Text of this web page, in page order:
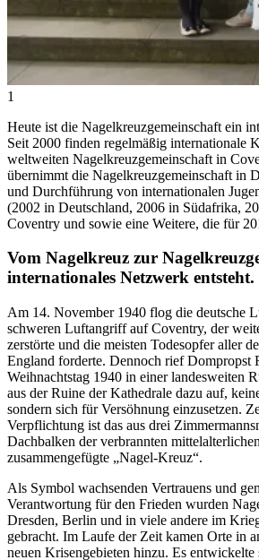
1
Heute ist die Nagelkreuzgemeinschaft ein
Seit 2000 finden regelmäßig internationale
weltweiten Nagelkreuzgemeinschaft in
übernimmt die Nagelkreuzgemeinschaft in
und Durchführung von internationalen
(2002 in Deutschland, 2006 in Südafrika,
Coventry und sowie eine Weitere, die für
Vom Nagelkreuz zur
internationales Netzwerk entsteht.
Am 14. November 1940 flog die deutsche
schweren Luftangriff auf Coventry, der
zerstörte und die meisten Todesopfer aller
England forderte. Dennoch rief Dompropst
Weihnachtstag 1940 in einer landesweiten
aus der Ruine der Kathedrale dazu auf,
sondern sich für Versöhnung einzusetzen.
Verpflichtung ist das aus drei
Dachbalken der verbrannten
zusammengefügte „Nagel-Kreuz“.
Als Symbol wachsenden Vertrauens und
Verantwortung für den Frieden wurden
Dresden, Berlin und in viele andere im
gebracht. Im Laufe der Zeit kamen Orte in
neuen Krisengebieten hinzu. Es entwickelte